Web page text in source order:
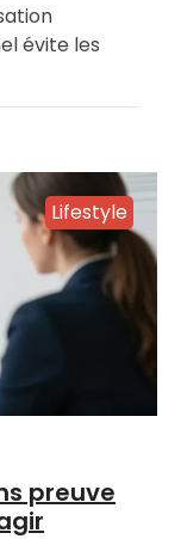
évite les
Lifestyle
preuve